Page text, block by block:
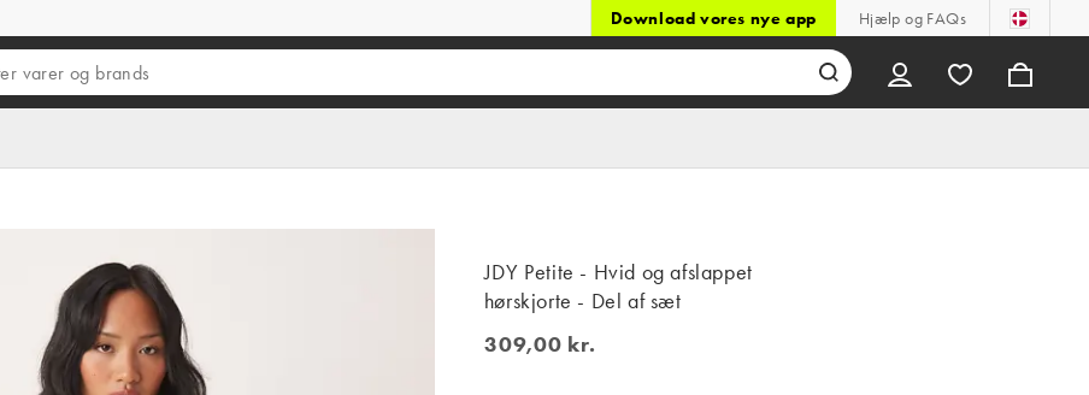
Download vores nye app Hjælp og FAQs
JDY Petite - Hvid og afslappet
hørskjorte - Del af sæt
309,00 kr.
309,00 kr.